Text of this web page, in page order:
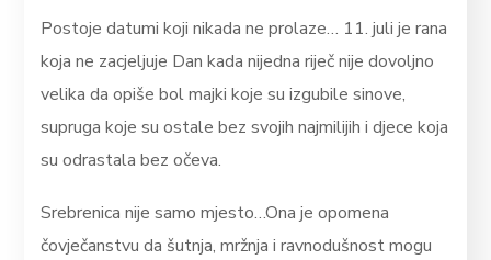
Postoje datumi koji nikada ne prolaze… 11. juli je rana
koja ne zacjeljuje Dan kada nijedna riječ nije dovoljno
velika da opiše bol majki koje su izgubile sinove,
supruga koje su ostale bez svojih najmilijih i djece koja
su odrastala bez očeva.
Srebrenica nije samo mjesto…Ona je opomena
čovječanstvu da šutnja, mržnja i ravnodušnost mogu